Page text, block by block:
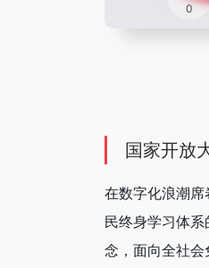
0
国家开放
在数字化浪潮
民终身学习体
念，面向全社